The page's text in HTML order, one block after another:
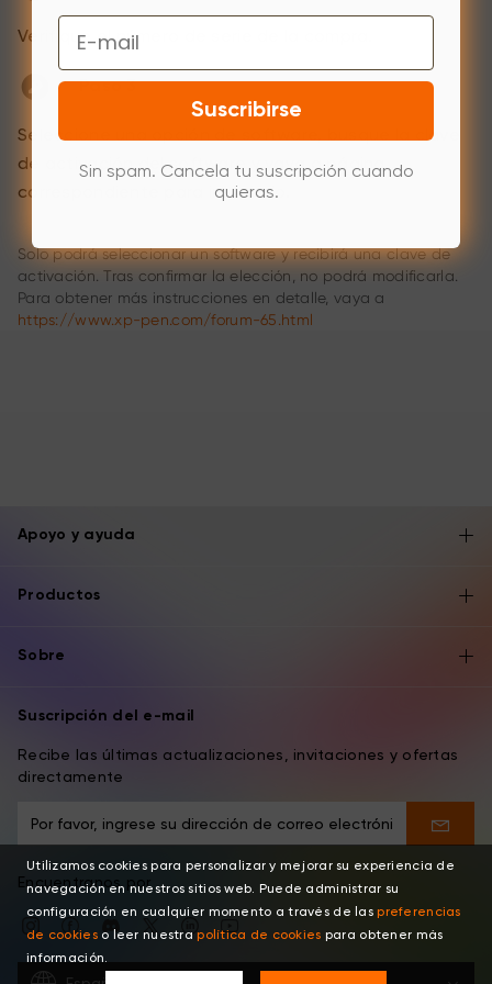
Verifique el número de serie de la compra.
Paso 3
Seleccione una opción de software, busque la clave
de activación del software y vaya a página
correspondiente para instalarlo.
Solo podrá seleccionar un software y recibirá una clave de
activación. Tras confirmar la elección, no podrá modificarla.
Para obtener más instrucciones en detalle, vaya a
https://www.xp-pen.com/forum-65.html
Apoyo y ayuda
Productos
Sobre
Suscripción del e-mail
Recibe las últimas actualizaciones, invitaciones y ofertas
directamente
Encuentranos por
Utilizamos cookies para personalizar y mejorar su experiencia de
navegación en nuestros sitios web. Puede administrar su
configuración en cualquier momento a través de laspreferencias
de cookieso leer nuestrapolítica de cookies para obtener más
información.
Email
Suscribirse
Sin spam. Cancela tu suscripción cuando
quieras.